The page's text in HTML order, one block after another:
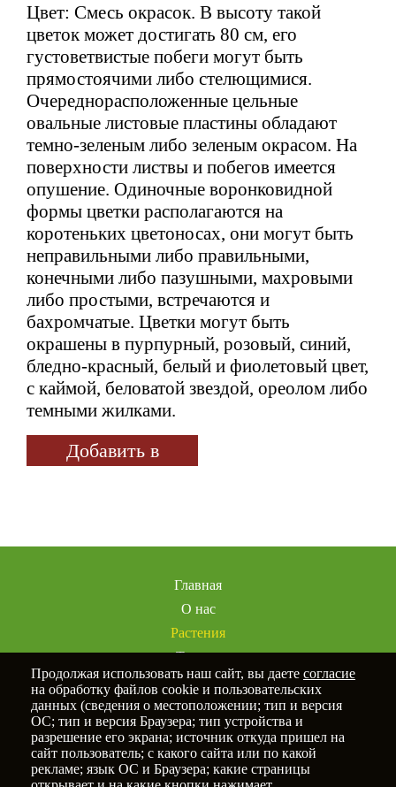
Цвет: Смесь окрасок. В высоту такой
цветок может достигать 80 см, его
густоветвистые побеги могут быть
прямостоячими либо стелющимися.
Очереднорасположенные цельные
овальные листовые пластины обладают
темно-зеленым либо зеленым окрасом. На
поверхности листвы и побегов имеется
опушение. Одиночные воронковидной
формы цветки располагаются на
коротеньких цветоносах, они могут быть
неправильными либо правильными,
конечными либо пазушными, махровыми
либо простыми, встречаются и
бахромчатые. Цветки могут быть
окрашены в пурпурный, розовый, синий,
бледно-красный, белый и фиолетовый цвет,
с каймой, беловатой звездой, ореолом либо
темными жилками.
Добавить в
Главная
О нас
Растения
Товары
Услуги
Портфолио
Статьи
Контакты
Продолжая использовать наш сайт, вы даете согласие
на обработку файлов cookie и пользовательских
данных (сведения о местоположении; тип и версия
ОС; тип и версия Браузера; тип устройства и
разрешение его экрана; источник откуда пришел на
сайт пользователь; с какого сайта или по какой
рекламе; язык ОС и Браузера; какие страницы